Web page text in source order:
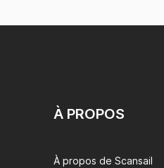
À PROPOS
À propos de Scansail